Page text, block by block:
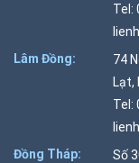
Tel:
Lâm Đồng:
74
Lạt,
Tel:
Đồng Tháp:
Số